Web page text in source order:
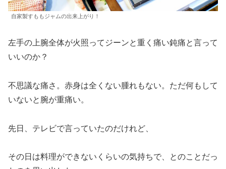
自家製すももジャムの出来上がり！
左手の上腕全体が火照ってジーンと重く痛い鈍痛と言って
いいのか？
不思議な痛さ。赤身は全くない腫れもない。ただ何もして
いないと腕が重痛い。
先日、テレビで言っていたのだけれど、
その日は料理ができないくらいの気持ちで、とのことだっ